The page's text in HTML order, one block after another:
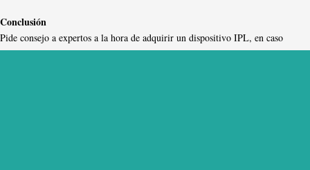
Conclusión
Pide consejo a expertos a la hora de adquirir un dispositivo IPL, en caso
contrario, es mejor acudir a un centro de estética para que hagan un